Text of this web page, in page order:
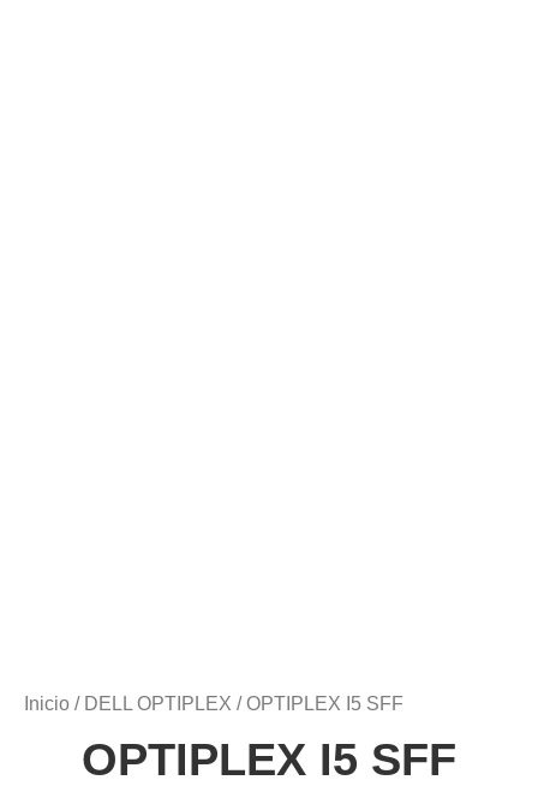
Inicio / DELL OPTIPLEX / OPTIPLEX I5 SFF
OPTIPLEX I5 SFF